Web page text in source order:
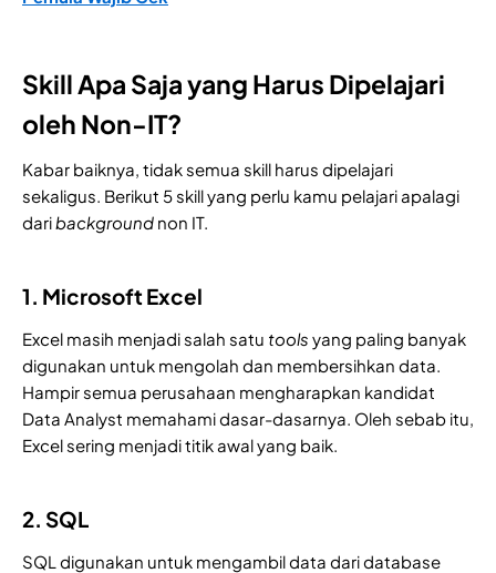
Skill Apa Saja yang Harus Dipelajari
oleh Non-IT?
Kabar baiknya, tidak semua skill harus dipelajari
sekaligus. Berikut 5 skill yang perlu kamu pelajari apalagi
daribackground non IT.
1. Microsoft Excel
Excel masih menjadi salah satu tools yang paling banyak
digunakan untuk mengolah dan membersihkan data.
Hampir semua perusahaan mengharapkan kandidat
Data Analyst memahami dasar-dasarnya. Oleh sebab itu,
Excel sering menjadi titik awal yang baik.
2. SQL
SQL digunakan untuk mengambil data dari database